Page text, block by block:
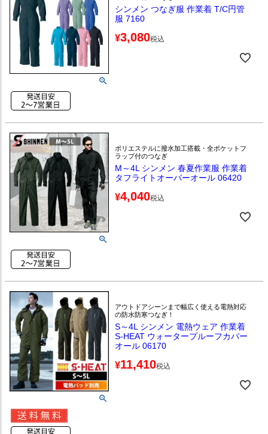
シンメン つなぎ服 作業着 T/C円管
服 7160
¥3,080税込
ポリエステルに撥水加工搭載・全ポケットフ
ラップ付のつなぎ
M～4L シンメン 春夏作業服 作業着
タフライトオーバーオール 06420
¥4,040税込
アウトドアシーンまで幅広く使える電熱対応
の防水防寒つなぎ！
S～4L シンメン 電熱ウェア 作業着
S-HEAT ウォータープルーフカバー
オール 06170
¥11,410税込